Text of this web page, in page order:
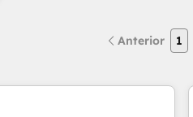
Anterior 1